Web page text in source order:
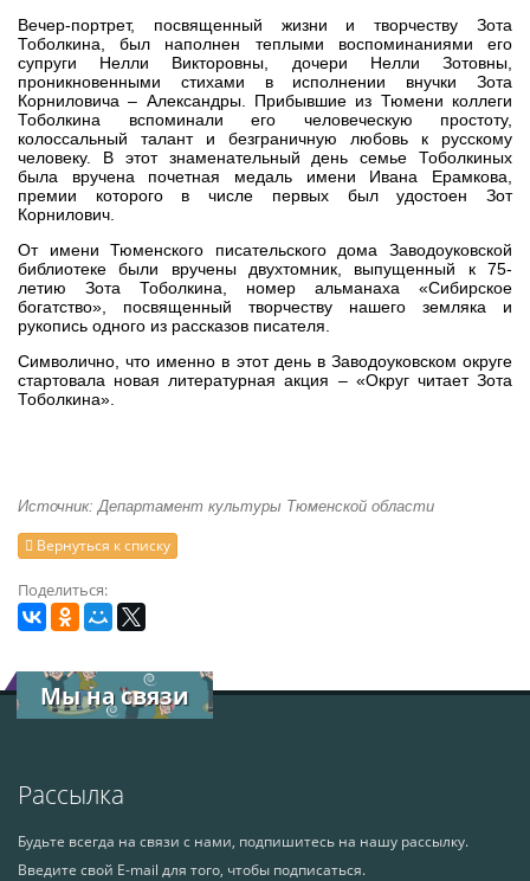
Вечер-портрет, посвященный жизни и творчеству Зота
Тоболкина, был наполнен теплыми воспоминаниями его
супруги Нелли Викторовны, дочери Нелли Зотовны,
проникновенными стихами в исполнении внучки Зота
Корниловича – Александры. Прибывшие из Тюмени коллеги
Тоболкина вспоминали его человеческую простоту,
колоссальный талант и безграничную любовь к русскому
человеку. В этот знаменательный день семье Тоболкиных
была вручена почетная медаль имени Ивана Ерамкова,
премии которого в числе первых был удостоен Зот
Корнилович.
От имени Тюменского писательского дома Заводоуковской
библиотеке были вручены двухтомник, выпущенный к 75-
летию Зота Тоболкина, номер альманаха «Сибирское
богатство», посвященный творчеству нашего земляка и
рукопись одного из рассказов писателя.
Символично, что именно в этот день в Заводоуковском округе
стартовала новая литературная акция – «Округ читает Зота
Тоболкина».
Источник: Департамент культуры Тюменской области
Вернуться к списку
Поделиться:
Мы на связи
Рассылка
Будьте всегда на связи с нами, подпишитесь на нашу рассылку.
Введите свой E-mail для того, чтобы подписаться.